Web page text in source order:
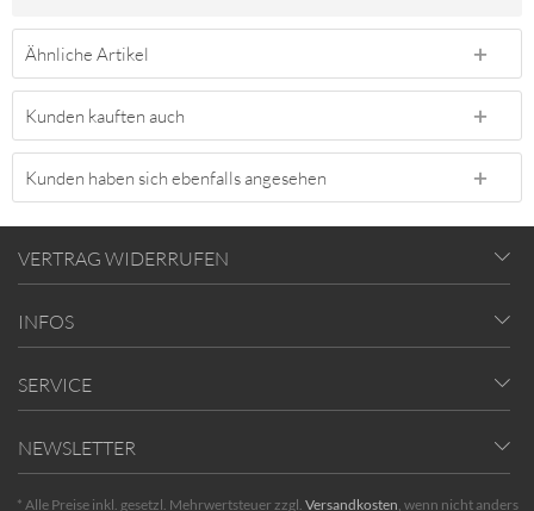
Ähnliche Artikel
Kunden kauften auch
Kunden haben sich ebenfalls angesehen
VERTRAG WIDERRUFEN
INFOS
SERVICE
NEWSLETTER
* Alle Preise inkl. gesetzl. Mehrwertsteuer zzgl. Versandkosten, wenn nicht anders